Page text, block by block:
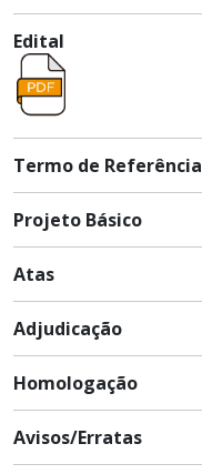
Edital
Termo de Referência
Projeto Básico
Atas
Adjudicação
Homologação
Avisos/Erratas